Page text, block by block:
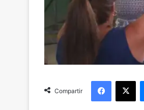
Compartir
Facebook
X